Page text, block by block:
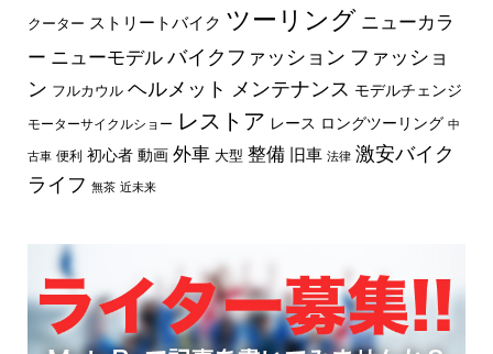
クーター ストリートバイク ツーリング ニューカラ
ー ニューモデル バイクファッション ファッショ
ン フルカウル ヘルメット メンテナンス モデルチェンジ
モーターサイクルショー レストア レース ロングツーリング 中
古車 便利 初心者 動画 外車 大型 整備 旧車 法律 激安バイク
ライフ 無茶 近未来